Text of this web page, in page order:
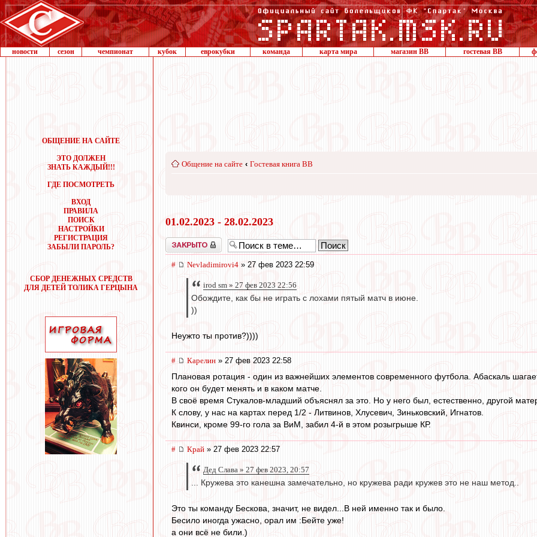
новости сезон чемпионат кубок еврокубки команда карта мира магазин ВВ гостевая ВВ
ОБЩЕНИЕ НА САЙТЕ
ЭТО ДОЛЖЕН
ЗНАТЬ КАЖДЫЙ!!!
ГДЕ ПОСМОТРЕТЬ
ВХОД
ПРАВИЛА
ПОИСК
НАСТРОЙКИ
РЕГИСТРАЦИЯ
ЗАБЫЛИ ПАРОЛЬ?
СБОР ДЕНЕЖНЫХ СРЕДСТВ
ДЛЯ ДЕТЕЙ ТОЛИКА ГЕРЦЫНА
Общение на сайте ‹ Гостевая книга ВВ
01.02.2023 - 28.02.2023
Закрыто
# Nevladimirovi4 » 27 фев 2023 22:59
irod sm » 27 фев 2023 22:56
Обождите, как бы не играть с лохами пятый матч в июне.
))
Неужто ты против?))))
# Карелин » 27 фев 2023 22:58
Плановая ротация - один из важнейших элементов современного футбола. Абаскаль
кого он будет менять и в каком матче.
В своё время Стукалов-младший объяснял за это. Но у него был, естественно, другой
К слову, у нас на картах перед 1/2 - Литвинов, Хлусевич, Зиньковский, Игнатов.
Квинси, кроме 99-го гола за ВиМ, забил 4-й в этом розыгрыше КР.
# Край » 27 фев 2023 22:57
Дед Слава » 27 фев 2023, 20:57
... Кружева это канешна замечательно, но кружева ради кружев это не наш метод..
Это ты команду Бескова, значит, не видел...В ней именно так и было.
Бесило иногда ужасно, орал им :Бейте уже!
а они всё не били.)